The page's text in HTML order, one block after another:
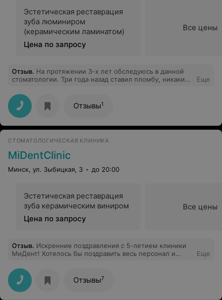
Эстетическая реставрация
зуба люминиром
(керамическим ламинатом)
Цена по запросу
Все цены
Отзыв. На протяжении 3-х лет обследуюсь в данной
стоматологии. Три года назад ставил пломбу, никаких
атмосфера в кабинете и высокое качество лечения!
Итог: атмосфера 6.0 (из 6-ти), лечение 6.0, мое
доверие к вам 6.0 )))))
Еще
Отзывы1
СТОМАТОЛОГИЧЕСКАЯ КЛИНИКА
MiDentClinic
Минск, ул. Зыбицкая, 3 до 20:00
Эстетическая реставрация
зуба керамическим виниром
Цена по запросу
Все цены
Отзыв. Искренние поздравления с 5-летием клиники
МиДент! Хотелось бы поздравить весь персонал и
отзывчивыми и высококвалифицированными
специалистами! Осталась очень довольна результатом
лечения!
Еще
Отзывы7